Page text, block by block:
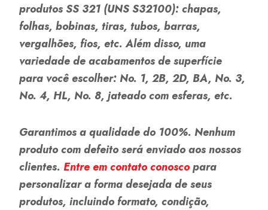
produtos SS 321 (UNS S32100): chapas,
folhas, bobinas, tiras, tubos, barras,
vergalhões, fios, etc. Além disso, uma
variedade de acabamentos de superfície
para você escolher: No. 1, 2B, 2D, BA, No. 3,
No. 4, HL, No. 8, jateado com esferas, etc.
Garantimos a qualidade do 100%. Nenhum
produto com defeito será enviado aos nossos
clientes.Entre em contato conoscopara
personalizar a forma desejada de seus
produtos, incluindo formato, condição,